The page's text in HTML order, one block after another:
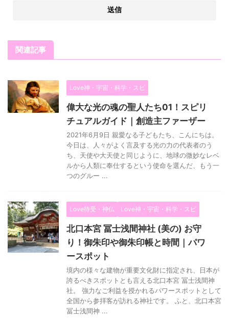
関連記事
Love神・宇宙・科学・スピ
偉大な光の魂の聖人たち01！スピリ
チュアルガイド｜創造主ファーザー
2021年6月9日 親愛なる子どもたち、こんにちは。
今日は、人々がよく言及する光の力の代表者のう
ち、天使や大天使と同じように、地球の微妙なレベ
ルから人類に奉仕するという使命を選んだ、もう一
つのグルー ...
Love待受・神仏 Love神・宇宙・科学・スピ
北口本宮 冨士浅間神社 (美の) お守
り！御朱印や御朱印帳と時間｜パワ
ースポット
境内の様々な建物が重要文化財に指定され、日本が
誇るべきスポットとも言える北口本宮 冨士浅間神
社。 強力なご利益を授かれるパワースポットとして
全国から参拝客が訪れる神社です。 ふと、北口本宮
冨士浅間神 ...